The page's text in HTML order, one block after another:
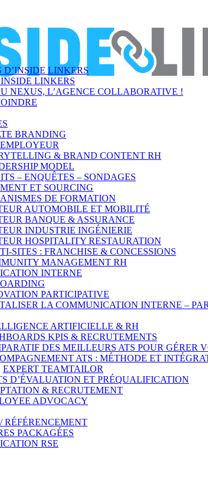
D’INSIDE LINKERS
INSIDE LINKERS
NEXUS, L’AGENCE COLLABORATIVE !
BRANDING
& BRAND CONTENT RH
MODEL
– ENQUÊTES – SONDAGES
ET SOURCING
DE FORMATION
AUTOMOBILE ET MOBILITÉ
BANQUE & ASSURANCE
INDUSTRIE INGÉNIERIE
HOSPITALITY RESTAURATION
SITES : FRANCHISE & CONCESSIONS
MANAGEMENT RH
INTERNE
PARTICIPATIVE
LA COMMUNICATION INTERNE –
ARTIFICIELLE & RH
KPIS & RECRUTEMENTS
DES MEILLEURS ATS POUR GÉRER
ATS : MÉTHODE ET
EXPERT TEAMTAILOR
D’ÉVALUATION ET PRÉQUALIFICATION
& RECRUTEMENT
ADVOCACY
RÉFÉRENCEMENT
PACKAGÉES
RSE